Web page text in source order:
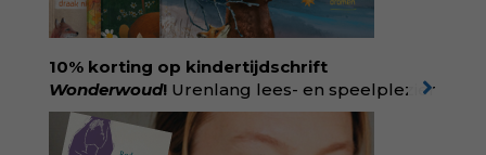
liefdevolle kijk op kinderen en veel begrip
voor ouders. Download het hoofdstuk gratis
via:evabronsveld.plugandpay.nl/r?
id=ZcYxEBJH
10% korting op kindertijdschrift
Wonderwoud! Urenlang lees- en speelplezier
voor dromers, doeners en denkers.
Wonderwoud is het ambachtelijk gemaakte